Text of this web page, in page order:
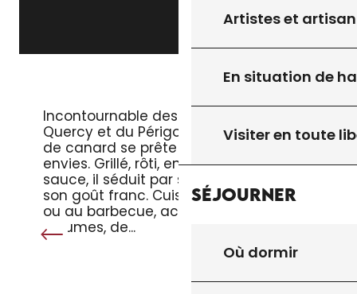
Artistes et
En situation de
Visiter en toute
Séjourner
Où dormir
Incontournable des tables du
Quercy et du Périgord, le magret
de canard se prête à toutes les
envies. Grillé, rôti, en salade ou en
sauce, il séduit par sa tendreté et
son goût franc. Cuisiné à la poêle
ou au barbecue, accompagné de
légumes, de...